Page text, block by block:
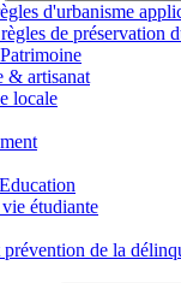
d'urbanisme
de préservation
& artisanat
locale
vie étudiante
prévention de la